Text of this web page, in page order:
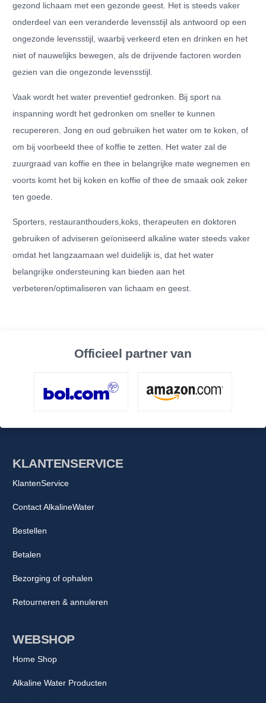
gezond lichaam met een gezonde geest. Het is steeds vaker
onderdeel van een veranderde levensstijl als antwoord op een
ongezonde levensstijl, waarbij verkeerd eten en drinken en het
niet of nauwelijks bewegen, als de drijvende factoren worden
gezien van die ongezonde levensstijl.
Vaak wordt het water preventief gedronken. Bij sport na
inspanning wordt het gedronken om sneller te kunnen
recupereren. Jong en oud gebruiken het water om te koken, of
om bij voorbeeld thee of koffie te zetten. Het water zal de
zuurgraad van koffie en thee in belangrijke mate wegnemen en
voorts komt het bij koken en koffie of thee de smaak ook zeker
ten goede.
Sporters, restauranthouders,koks, therapeuten en doktoren
gebruiken of adviseren geïoniseerd alkaline water steeds vaker
omdat het langzaamaan wel duidelijk is, dat het water
belangrijke ondersteuning kan bieden aan het
verbeteren/optimaliseren van lichaam en geest.
Officieel partner van
WEBSHOP
Home Shop
Alkaline Water Producten
KLANTENSERVICE
KlantenService
Contact AlkalineWater
Bestellen
Betalen
Bezorging of ophalen
Retourneren & annuleren